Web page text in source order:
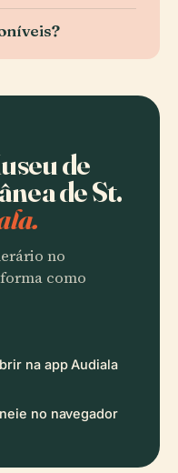
de
de St.
no
como
na app Audiala
no navegador